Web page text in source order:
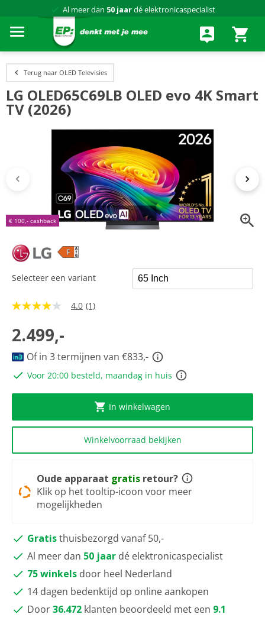
75 winkelsdoor heel Nederland
Terug naar OLED Televisies
LG OLED65C69LB OLED evo 4K Smart
TV (2026)
€ 100,- cashback
4.0
5
sterren,
gemiddelde
scorewaarde.
a
Dezelfde
4.0 (1)
2.499,-
Of in 3 termijnen van €833,-
Voor 20:00 besteld, maandag in huis
Selecteer een variant
In winkelwagen
Winkelvoorraad bekijken
Oude apparaat gratis retour?
Klik op het tooltip-icoon voor meer
mogelijkheden
Gratisthuisbezorgd vanaf 50,-
Al meer dan 50 jaar dé elektronicaspecialist
75 winkels door heel Nederland
14 dagen bedenktijd op online aankopen
Door36.472 klanten beoordeeld met een 9.1